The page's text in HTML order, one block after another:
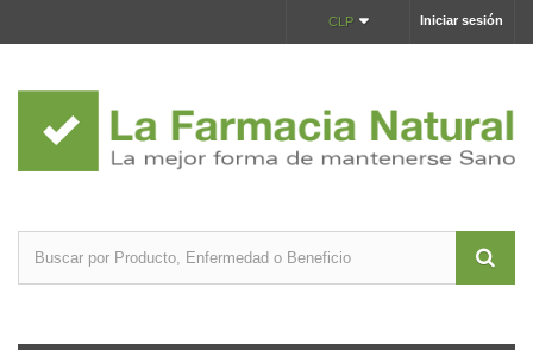
Iniciar sesión
CLP